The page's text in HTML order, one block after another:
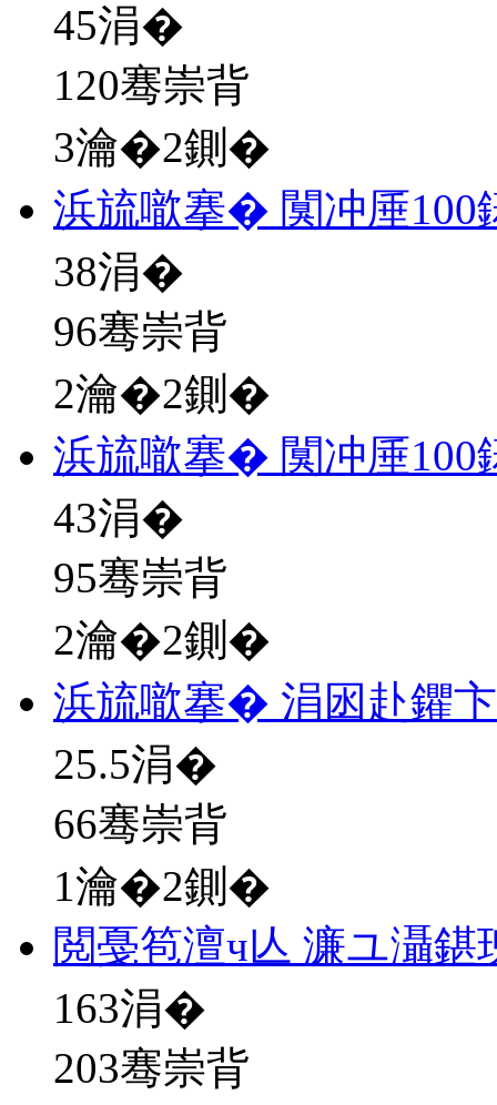
45涓�
120骞崇背
3瀹�2鍘�
浜旈噷搴� 闃冲厜100
38涓�
96骞崇背
2瀹�2鍘�
浜旈噷搴� 闃冲厜100
43涓�
95骞崇背
2瀹�2鍘�
浜旈噷搴� 涓囦赴鑺
25.5涓�
66骞崇背
1瀹�2鍘�
閲戞笣澶ч亾 濂ユ灄鍖
163涓�
203骞崇背